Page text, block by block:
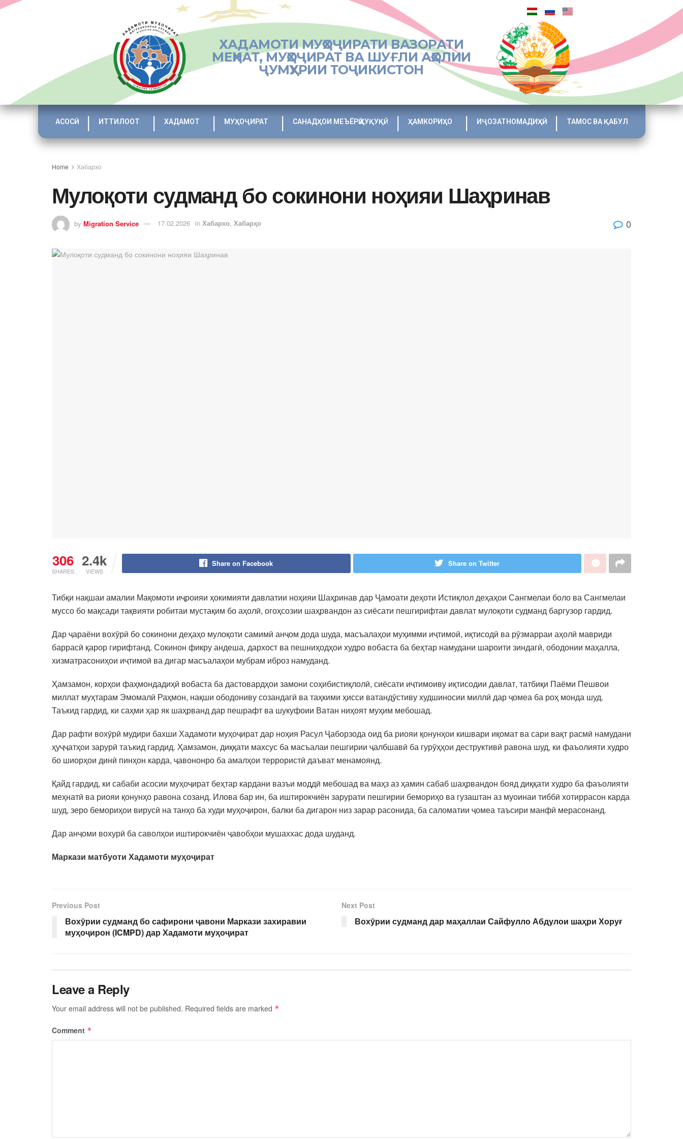
ХАДАМОТИ МУҲОҶИРАТИ ВАЗОРАТИ
МЕҲНАТ, МУҲОҶИРАТ ВА ШУҒЛИ АҲОЛИИ
ҶУМҲУРИИ ТОҶИКИСТОН
АСОСӢ ИТТИЛООТ ХАДАМОТ МУҲОҶИРАТ САНАДҲОИ МЕЪЁРӢ ҲУҚУҚӢ ҲАМКОРИҲО ИҶОЗАТНОМАДИҲӢ ТАМОС ВА ҚАБУЛ
Home Хабархо
Мулоқоти судманд бо сокинони ноҳияи Шаҳринав
by Migration Service 17.02.2026 in Хабархо, Хабарҳо 0
306
SHARES
2.4k
VIEWS
Share on Facebook Share on Twitter
Тибқи нақшаи амалии Мақомоти иҷроияи ҳокимияти давлатии ноҳияи Шаҳринав дар Ҷамоати деҳоти Истиқлол деҳаҳои Сангмелаи боло ва Сангмелаи
муссо бо мақсади тақвияти робитаи мустақим бо аҳолӣ, огоҳсозии шаҳрвандон аз сиёсати пешгирифтаи давлат мулоқоти судманд баргузор гардид.
Дар ҷараёни вохӯрӣ бо сокинони деҳаҳо мулоқоти самимӣ анҷом дода шуда, масъалаҳои муҳимми иҷтимоӣ, иқтисодӣ ва рӯзмарраи аҳолӣ мавриди
баррасӣ қарор гирифтанд. Сокинон фикру андеша, дархост ва пешниҳодҳои худро вобаста ба беҳтар намудани шароити зиндагӣ, ободонии маҳалла,
хизматрасониҳои иҷтимоӣ ва дигар масъалаҳои мубрам иброз намуданд.
Ҳамзамон, корҳои фаҳмондадиҳӣ вобаста ба дастовардҳои замони соҳибистиқлолӣ, сиёсати иҷтимоиву иқтисодии давлат, татбиқи Паёми Пешвои
миллат муҳтарам Эмомалӣ Раҳмон, нақши ободониву созандагӣ ва таҳкими ҳисси ватандӯстиву худшиносии миллӣ дар ҷомеа ба роҳ монда шуд.
Таъкид гардид, ки саҳми ҳар як шаҳрванд дар пешрафт ва шукуфоии Ватан ниҳоят муҳим мебошад.
Дар рафти вохӯрӣ мудири бахши Хадамоти муҳоҷират дар ноҳия Расул Ҷаборзода оид ба риояи қонунҳои кишвари иқомат ва сари вақт расмӣ намудани
ҳуҷҷатҳои зарурӣ таъкид гардид. Ҳамзамон, диққати махсус ба масъалаи пешгирии ҷалбшавӣ ба гурӯҳҳои деструктивӣ равона шуд, ки фаъолияти худро
бо шиорҳои динӣ пинҳон карда, ҷавононро ба амалҳои террористӣ даъват менамоянд.
Қайд гардид, ки сабаби асосии муҳоҷират беҳтар кардани вазъи моддӣ мебошад ва маҳз аз ҳамин сабаб шаҳрвандон бояд диққати худро ба фаъолияти
меҳнатӣ ва риояи қонунҳо равона созанд. Илова бар ин, ба иштирокчиён зарурати пешгирии бемориҳо ва гузаштан аз муоинаи тиббӣ хотиррасон карда
шуд, зеро бемориҳои вирусӣ на танҳо ба худи муҳоҷирон, балки ба дигарон низ зарар расонида, ба саломатии ҷомеа таъсири манфӣ мерасонанд.
Дар анҷоми вохурӣ ба саволҳои иштирокчиён ҷавобҳои мушаххас дода шуданд.
Маркази матбуоти Хадамоти муҳоҷират
Previous Post
Вохӯрии судманд бо сафирони ҷавони Маркази захиравии
муҳоҷирон (ICMPD) дар Хадамоти муҳоҷират
Next Post
Вохӯрии судманд дар маҳаллаи Сайфулло Абдулои шаҳри Хоруғ
Leave a Reply
Your email address will not be published. Required fields are marked *
Comment *